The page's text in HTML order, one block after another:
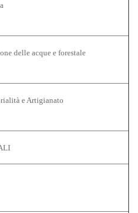
delle acque e forestale
e Artigianato